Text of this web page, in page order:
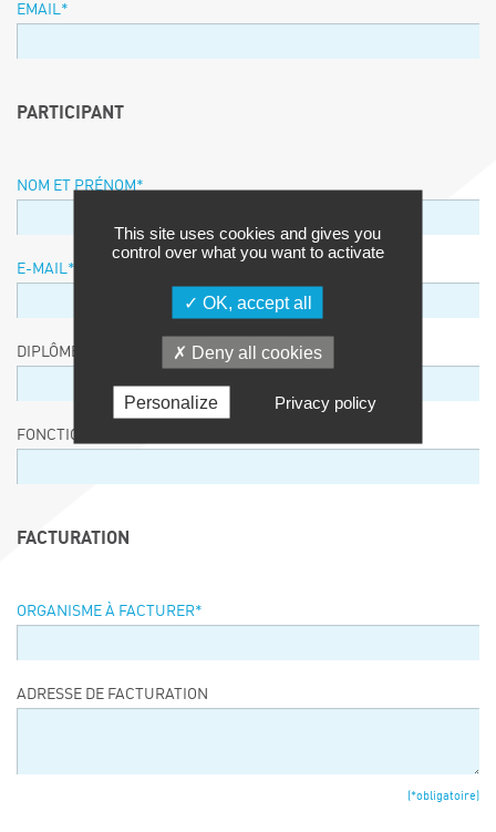
EMAIL *
PARTICIPANT
NOM ET PRÉNOM *
E-MAIL *
DIPLÔME / EQUIVALENCE / NIVEAU
FONCTION
FACTURATION
ORGANISME À FACTURER*
ADRESSE DE FACTURATION
(*obligatoire)
This site uses cookies and gives you
control over what you want to activate
OK, accept all
Deny all cookies
Personalize Privacy policy